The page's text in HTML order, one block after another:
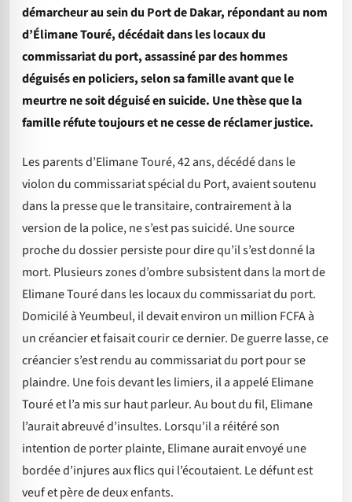
démarcheur au sein du Port de Dakar, répondant au nom
d’Élimane Touré, décédait dans les locaux du
commissariat du port, assassiné par des hommes
déguisés en policiers, selon sa famille avant que le
meurtre ne soit déguisé en suicide. Une thèse que la
famille réfute toujours et ne cesse de réclamer justice.
Les parents d’Elimane Touré, 42 ans, décédé dans le
violon du commissariat spécial du Port, avaient soutenu
dans la presse que le transitaire, contrairement à la
version de la police, ne s’est pas suicidé. Une source
proche du dossier persiste pour dire qu’il s’est donné la
mort. Plusieurs zones d’ombre subsistent dans la mort de
Elimane Touré dans les locaux du commissariat du port.
Domicilé à Yeumbeul, il devait environ un million FCFA à
un créancier et faisait courir ce dernier. De guerre lasse, ce
créancier s’est rendu au commissariat du port pour se
plaindre. Une fois devant les limiers, il a appelé Elimane
Touré et l’a mis sur haut parleur. Au bout du fil, Elimane
l’aurait abreuvé d’insultes. Lorsqu’il a réitéré son
intention de porter plainte, Elimane aurait envoyé une
bordée d’injures aux flics qui l’écoutaient. Le défunt est
veuf et père de deux enfants.